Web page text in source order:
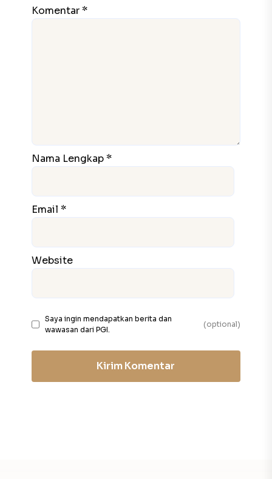
Komentar *
Nama Lengkap *
Email *
Website
Saya ingin mendapatkan berita dan
wawasan dari PGI.
(optional)
Kirim Komentar